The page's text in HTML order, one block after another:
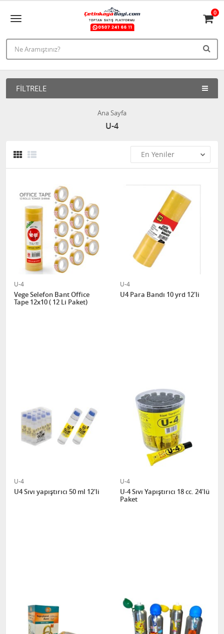
0
FILTRELE
Ana Sayfa
U-4
U-4
Vege Selefon Bant Office
Tape 12x10 ( 12 Li Paket)
U-4
U4 Para Bandı 10 yrd 12'li
U-4
U4 Sıvı yapıştırıcı 50 ml 12'li
U-4
U-4 Sıvı Yapıştırıcı 18 cc. 24'lü
Paket